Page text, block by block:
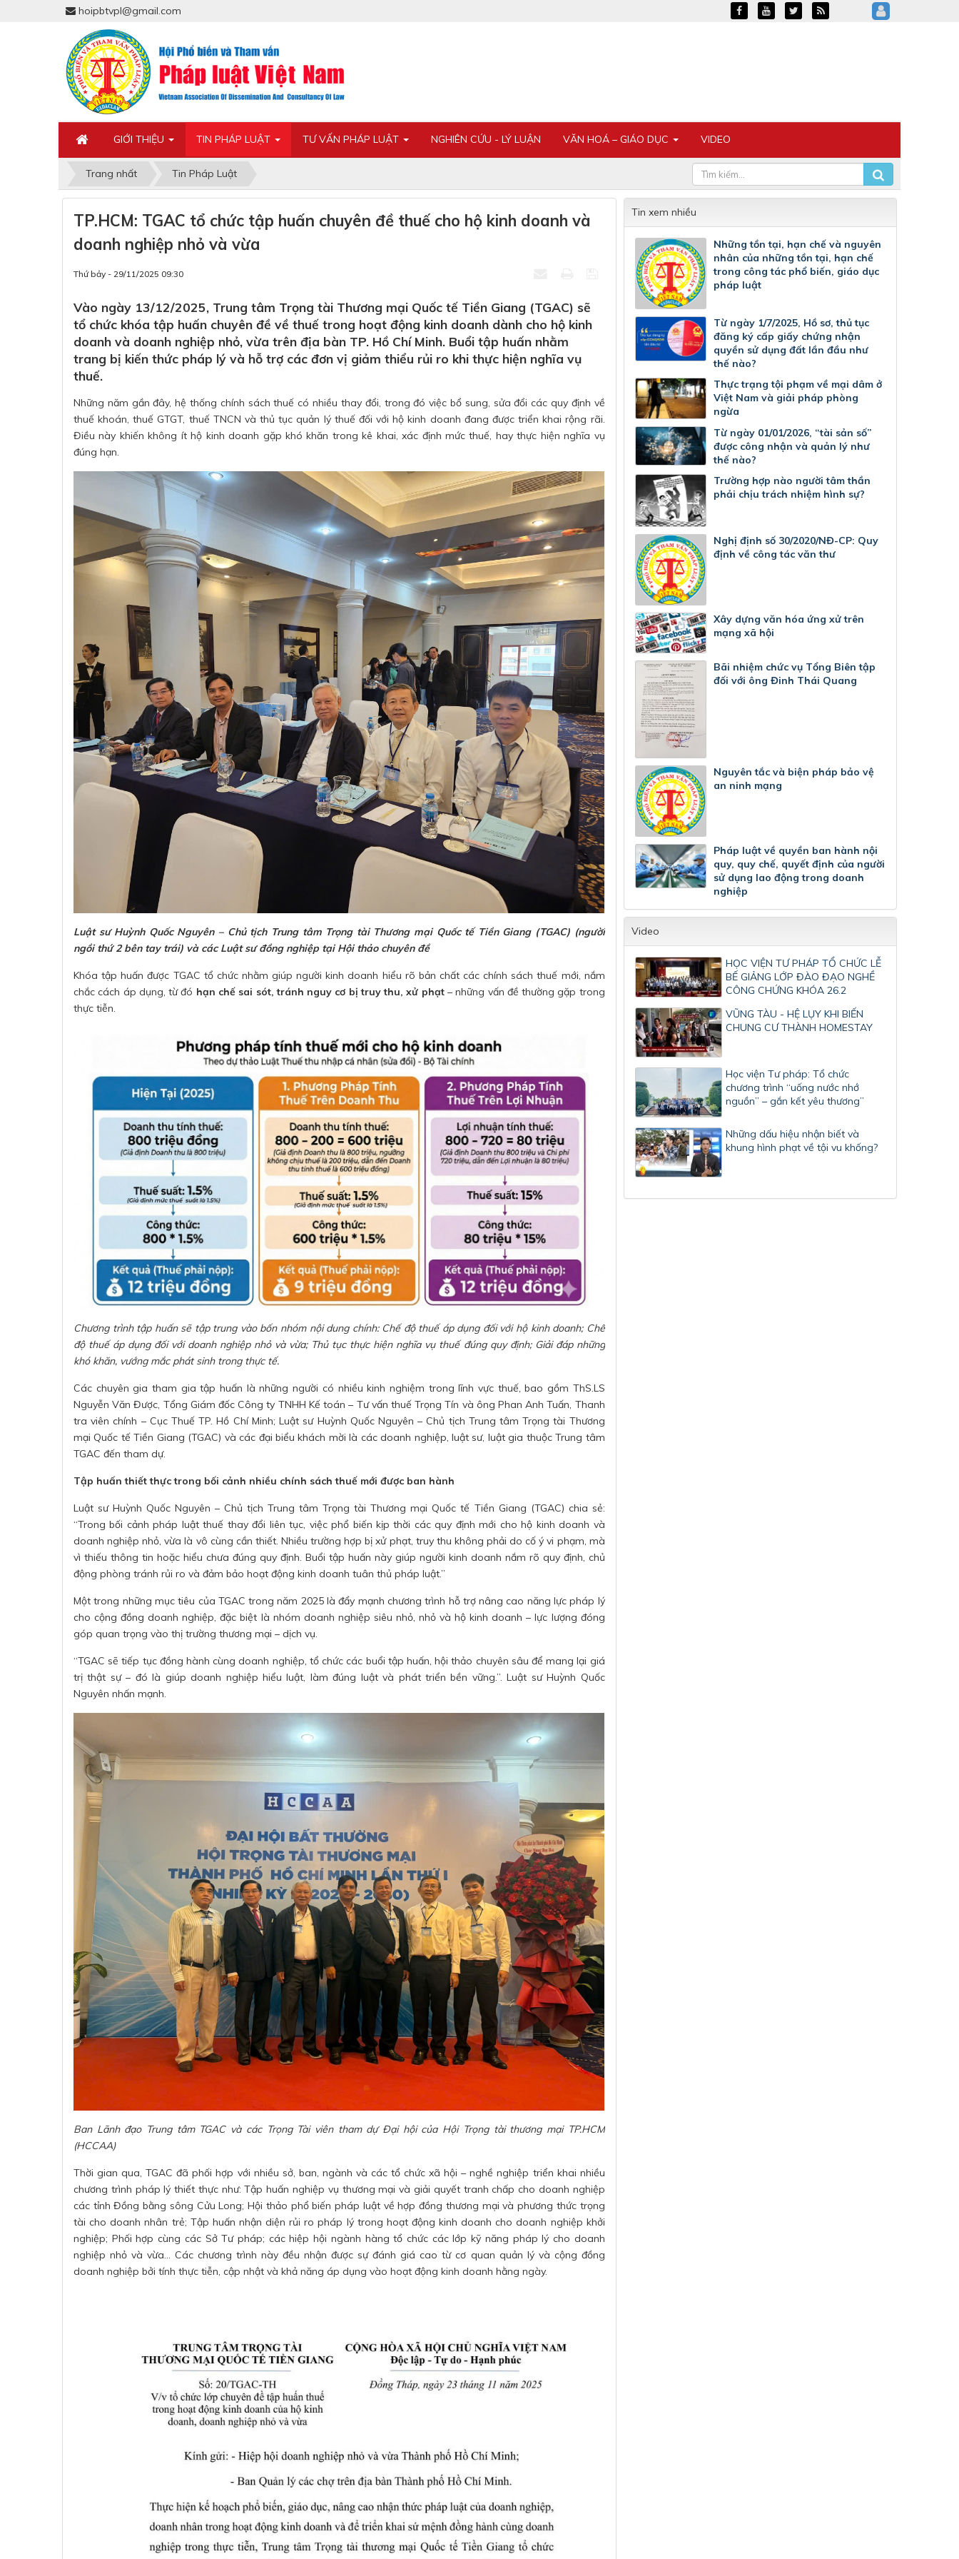
GIỚI THIỆU TIN PHÁP LUẬT TƯ VẤN PHÁP LUẬT NGHIÊN CỨU - LÝ LUẬN VĂN HOÁ – GIÁO DỤC VIDEO
hoipbtvpl@gmail.com
Trang nhất Tin Pháp Luật
TP.HCM: TGAC tổ chức tập huấn chuyên đề thuế cho hộ kinh doanh và
doanh nghiệp nhỏ và vừa
Thứ bảy - 29/11/2025 09:30
Vào ngày 13/12/2025, Trung tâm Trọng tài Thương mại Quốc tế Tiền Giang (TGAC) sẽ
tổ chức khóa tập huấn chuyên đề về thuế trong hoạt động kinh doanh dành cho hộ kinh
doanh và doanh nghiệp nhỏ, vừa trên địa bàn TP. Hồ Chí Minh. Buổi tập huấn nhằm
trang bị kiến thức pháp lý và hỗ trợ các đơn vị giảm thiểu rủi ro khi thực hiện nghĩa vụ
thuế.
Những năm gần đây, hệ thống chính sách thuế có nhiều thay đổi, trong đó việc bổ sung, sửa đổi các quy định về
thuế khoán, thuế GTGT, thuế TNCN và thủ tục quản lý thuế đối với hộ kinh doanh đang được triển khai rộng rãi.
Điều này khiến không ít hộ kinh doanh gặp khó khăn trong kê khai, xác định mức thuế, hay thực hiện nghĩa vụ
đúng hạn.
Luật sư Huỳnh Quốc Nguyên – Chủ tịch Trung tâm Trọng tài Thương mại Quốc tế Tiền Giang (TGAC) (người
ngồi thứ 2 bên tay trái) và các Luật sư đồng nghiệp tại Hội thảo chuyên đề
Khóa tập huấn được TGAC tổ chức nhằm giúp người kinh doanh hiểu rõ bản chất các chính sách thuế mới, nắm
chắc cách áp dụng, từ đó hạn chế sai sót, tránh nguy cơ bị truy thu, xử phạt– những vấn đề thường gặp trong
thực tiễn.
Chương trình tập huấn sẽ tập trung vào bốn nhóm nội dung chính: Chế độ thuế áp dụng đối với hộ kinh doanh; Chế
độ thuế áp dụng đối với doanh nghiệp nhỏ và vừa; Thủ tục thực hiện nghĩa vụ thuế đúng quy định; Giải đáp những
khó khăn, vướng mắc phát sinh trong thực tế.
Các chuyên gia tham gia tập huấn là những người có nhiều kinh nghiệm trong lĩnh vực thuế, bao gồm ThS.LS
Nguyễn Văn Được, Tổng Giám đốc Công ty TNHH Kế toán – Tư vấn thuế Trọng Tín và ông Phan Anh Tuấn, Thanh
tra viên chính – Cục Thuế TP. Hồ Chí Minh; Luật sư Huỳnh Quốc Nguyên – Chủ tịch Trung tâm Trọng tài Thương
mại Quốc tế Tiền Giang (TGAC) và các đại biểu khách mời là các doanh nghiệp, luật sư, luật gia thuộc Trung tâm
TGAC đến tham dự.
Tập huấn thiết thực trong bối cảnh nhiều chính sách thuế mới được ban hành
Luật sư Huỳnh Quốc Nguyên – Chủ tịch Trung tâm Trọng tài Thương mại Quốc tế Tiền Giang (TGAC) chia sẻ:
“Trong bối cảnh pháp luật thuế thay đổi liên tục, việc phổ biến kịp thời các quy định mới cho hộ kinh doanh và
doanh nghiệp nhỏ, vừa là vô cùng cần thiết. Nhiều trường hợp bị xử phạt, truy thu không phải do cố ý vi phạm, mà
vì thiếu thông tin hoặc hiểu chưa đúng quy định. Buổi tập huấn này giúp người kinh doanh nắm rõ quy định, chủ
động phòng tránh rủi ro và đảm bảo hoạt động kinh doanh tuân thủ pháp luật.”
Một trong những mục tiêu của TGAC trong năm 2025 là đẩy mạnh chương trình hỗ trợ nâng cao năng lực pháp lý
cho cộng đồng doanh nghiệp, đặc biệt là nhóm doanh nghiệp siêu nhỏ, nhỏ và hộ kinh doanh – lực lượng đóng
góp quan trọng vào thị trường thương mại – dịch vụ.
“TGAC sẽ tiếp tục đồng hành cùng doanh nghiệp, tổ chức các buổi tập huấn, hội thảo chuyên sâu để mang lại giá
trị thật sự – đó là giúp doanh nghiệp hiểu luật, làm đúng luật và phát triển bền vững.”. Luật sư Huỳnh Quốc
Nguyên nhấn mạnh.
Ban Lãnh đạo Trung tâm TGAC và các Trọng Tài viên tham dự Đại hội của Hội Trọng tài thương mại TP.HCM
(HCCAA)
Thời gian qua, TGAC đã phối hợp với nhiều sở, ban, ngành và các tổ chức xã hội – nghề nghiệp triển khai nhiều
chương trình pháp lý thiết thực như: Tập huấn nghiệp vụ thương mại và giải quyết tranh chấp cho doanh nghiệp
các tỉnh Đồng bằng sông Cửu Long; Hội thảo phổ biến pháp luật về hợp đồng thương mại và phương thức trọng
tài cho doanh nhân trẻ; Tập huấn nhận diện rủi ro pháp lý trong hoạt động kinh doanh cho doanh nghiệp khởi
nghiệp; Phối hợp cùng các Sở Tư pháp; các hiệp hội ngành hàng tổ chức các lớp kỹ năng pháp lý cho doanh
nghiệp nhỏ và vừa... Các chương trình này đều nhận được sự đánh giá cao từ cơ quan quản lý và cộng đồng
doanh nghiệp bởi tính thực tiễn, cập nhật và khả năng áp dụng vào hoạt động kinh doanh hằng ngày.
Tin xem nhiều
Những tồn tại, hạn chế và nguyên
nhân của những tồn tại, hạn chế
trong công tác phổ biến, giáo dục
pháp luật
Từ ngày 1/7/2025, Hồ sơ, thủ tục
đăng ký cấp giấy chứng nhận
quyền sử dụng đất lần đầu như
thế nào?
Thực trạng tội phạm về mại dâm ở
Việt Nam và giải pháp phòng
ngừa
Từ ngày 01/01/2026, “tài sản số”
được công nhận và quản lý như
thế nào?
Trường hợp nào người tâm thần
phải chịu trách nhiệm hình sự?
Nghị định số 30/2020/NĐ-CP: Quy
định về công tác văn thư
Xây dựng văn hóa ứng xử trên
mạng xã hội
Bãi nhiệm chức vụ Tổng Biên tập
đối với ông Đinh Thái Quang
Nguyên tắc và biện pháp bảo vệ
an ninh mạng
Pháp luật về quyền ban hành nội
quy, quy chế, quyết định của người
sử dụng lao động trong doanh
nghiệp
Video
HỌC VIỆN TƯ PHÁP TỔ CHỨC LỄ
BẾ GIẢNG LỚP ĐÀO ĐẠO NGHỀ
CÔNG CHỨNG KHÓA 26.2
VŨNG TÀU - HỆ LỤY KHI BIẾN
CHUNG CƯ THÀNH HOMESTAY
Học viện Tư pháp: Tổ chức
chương trình “uống nước nhớ
nguồn” – gắn kết yêu thương”
Những dấu hiệu nhận biết và
khung hình phạt về tội vu khống?